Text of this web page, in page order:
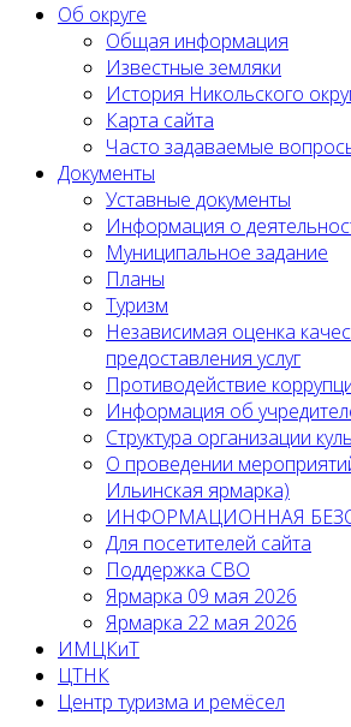
Об округе
Общая информация
Известные земляки
История Никольского
Карта сайта
Часто задаваемые
Документы
Уставные документы
Информация о
Муниципальное задание
Планы
Туризм
Независимая оценка
предоставления услуг
Противодействие
Информация об
Структура организации
О проведении
Ильинская ярмарка)
ИНФОРМАЦИОННАЯ
Для посетителей сайта
Поддержка СВО
Ярмарка 09 мая 2026
Ярмарка 22 мая 2026
ИМЦКиТ
ЦТНК
Центр туризма и ремёсел